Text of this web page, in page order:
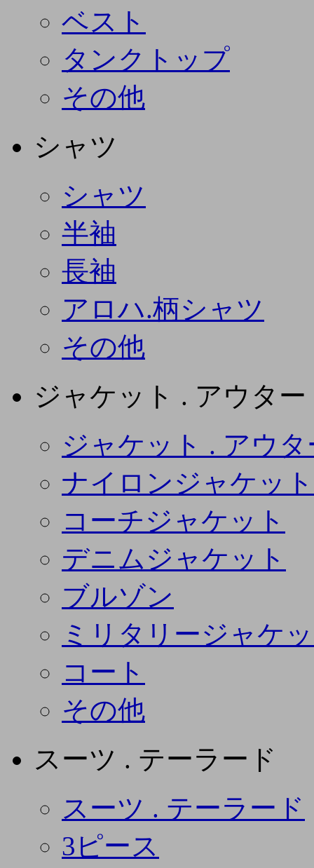
ベスト
タンクトップ
その他
シャツ
シャツ
半袖
長袖
アロハ.柄シャツ
その他
ジャケット . アウター
ジャケット . アウタ
ナイロンジャケット
コーチジャケット
デニムジャケット
ブルゾン
ミリタリージャケ
コート
その他
スーツ . テーラード
スーツ . テーラード
3ピース